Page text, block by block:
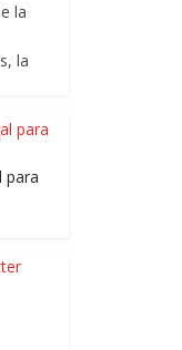
la
la
para